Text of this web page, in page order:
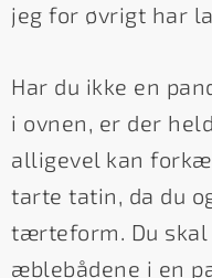
jeg for øvrigt har
Har du ikke en
i ovnen, er der
alligevel kan
tarte tatin, da du
tærteform. Du
æblebådene i en